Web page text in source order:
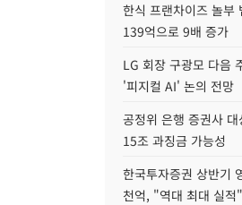
한식 프랜차이즈 놀부
139억으로 9배 증가
LG 회장 구광모 다음
'피지컬 AI' 논의 전망
공정위 은행 증권사
15조 과징금 가능성
한국투자증권 상반기
천억, "역대 최대 실적"